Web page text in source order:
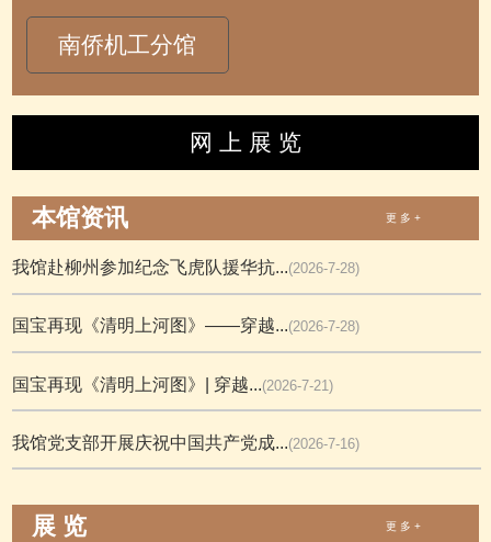
南侨机工分馆
网 上 展 览
本馆资讯 更 多 +
我馆赴柳州参加纪念飞虎队援华抗...(2026-7-28)
国宝再现《清明上河图》——穿越...(2026-7-28)
国宝再现《清明上河图》| 穿越...(2026-7-21)
我馆党支部开展庆祝中国共产党成...(2026-7-16)
展 览 更 多 +